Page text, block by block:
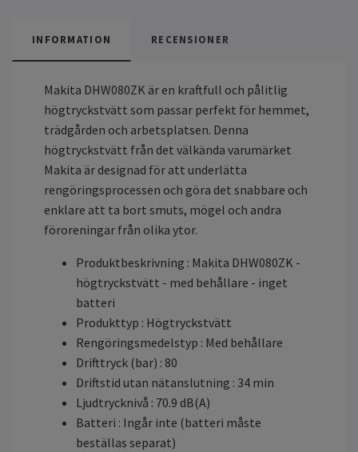
INFORMATION RECENSIONER
Makita DHW080ZK är en kraftfull och pålitlig
högtryckstvätt som passar perfekt för hemmet,
trädgården och arbetsplatsen. Denna
högtryckstvätt från det välkända varumärket
Makita är designad för att underlätta
rengöringsprocessen och göra det snabbare och
enklare att ta bort smuts, mögel och andra
föroreningar från olika ytor.
Produktbeskrivning : Makita DHW080ZK -
högtryckstvätt - med behållare - inget
batteri
Produkttyp : Högtryckstvätt
Rengöringsmedelstyp : Med behållare
Drifttryck (bar) : 80
Driftstid utan nätanslutning : 34 min
Ljudtrycknivå : 70.9 dB(A)
Batteri : Ingår inte (batteri måste
beställas separat)